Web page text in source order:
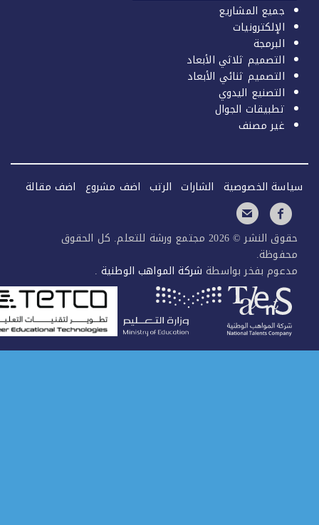
جميع المشاريع
الإلكترونيات
البرمجة
التصميم ثلاثي الأبعاد
التصميم ثنائي الأبعاد
التصنيع اليدوي
تطبيقات الجوال
غير مصنف
الخصوصية الشارات الرتب اضف مشروع اضف مقالة
حقوق النشر © 2026 مجتمع ورشة للتعلم. كل الحقوق
بفخر بواسطةشركة المواهب الوطنية.